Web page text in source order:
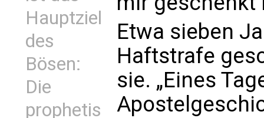
Hauptziel
des
Bösen:
Die
prophetis
Etwa sieben
Haftstrafe
sie. „Eines